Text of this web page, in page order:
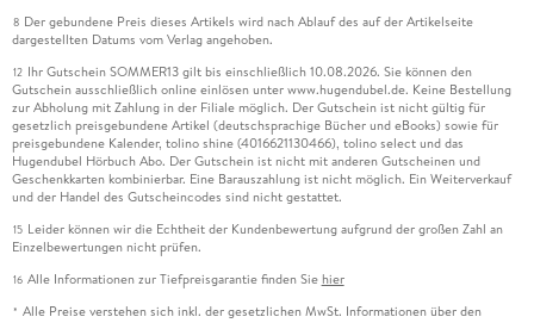
8 Der gebundene Preis dieses Artikels wird nach Ablauf des auf der Artikelseite
dargestellten Datums vom Verlag angehoben.
12 Ihr Gutschein SOMMER13 gilt bis einschließlich 10.08.2026. Sie können den
Gutschein ausschließlich online einlösen unter www.hugendubel.de. Keine Bestellung
zur Abholung mit Zahlung in der Filiale möglich. Der Gutschein ist nicht gültig für
gesetzlich preisgebundene Artikel (deutschsprachige Bücher und eBooks) sowie für
preisgebundene Kalender, tolino shine (4016621130466), tolino select und das
Hugendubel Hörbuch Abo. Der Gutschein ist nicht mit anderen Gutscheinen und
Geschenkkarten kombinierbar. Eine Barauszahlung ist nicht möglich. Ein Weiterverkauf
und der Handel des Gutscheincodes sind nicht gestattet.
15 Leider können wir die Echtheit der Kundenbewertung aufgrund der großen Zahl an
Einzelbewertungen nicht prüfen.
16 Alle Informationen zur Tiefpreisgarantie finden Sie hier
* Alle Preise verstehen sich inkl. der gesetzlichen MwSt. Informationen über den